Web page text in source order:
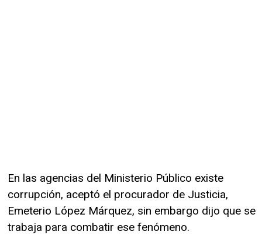
En las agencias del Ministerio Público existe
corrupción, aceptó el procurador de Justicia,
Emeterio López Márquez, sin embargo dijo que se
trabaja para combatir ese fenómeno.